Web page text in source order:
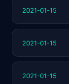
2021-01-15
2021-01-15
2021-01-15